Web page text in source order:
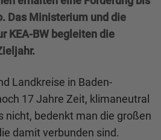
Das Ministerium und die
KEA-BW begleiten die
Landkreise in Baden-
17 Jahre Zeit, klimaneutral
nicht, bedenkt man die großen
damit verbunden sind.